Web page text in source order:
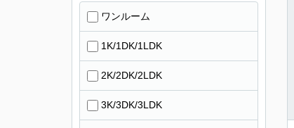
ワンルーム
1K/1DK/1LDK
2K/2DK/2LDK
3K/3DK/3LDK